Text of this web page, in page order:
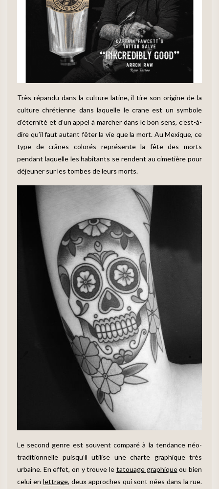
Très répandu dans la culture latine, il tire son origine de la
culture chrétienne dans laquelle le crane est un symbole
d’éternité et d’un appel à marcher dans le bon sens, c’est-à-
dire qu’il faut autant fêter la vie que la mort. Au Mexique, ce
type de crânes colorés représente la fête des morts
pendant laquelle les habitants se rendent au cimetière pour
déjeuner sur les tombes de leurs morts.
Le second genre est souvent comparé à la tendance néo-
traditionnelle puisqu’il utilise une charte graphique très
urbaine. En effet, on y trouve le tatouage graphiqueou bien
celui en lettrage, deux approches qui sont nées dans la rue.